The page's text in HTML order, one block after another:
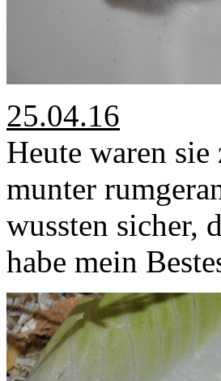
25.04.16
Heute waren
munter
wussten sicher,
habe mein